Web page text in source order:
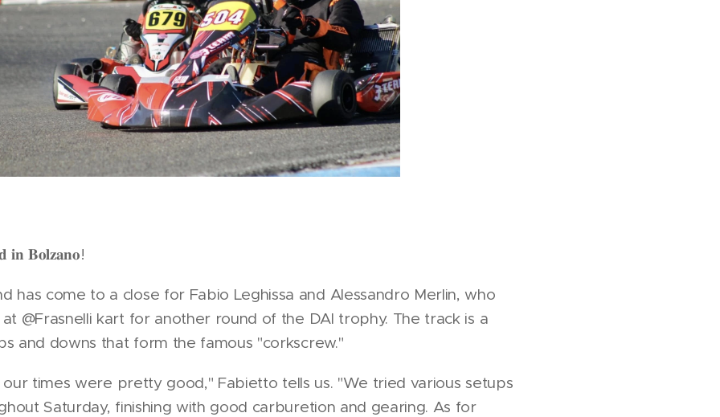
𝐢𝐧 𝐁𝐨𝐥𝐳𝐚𝐧𝐨!
has come to a close for Fabio Leghissa and Alessandro Merlin, who
@Frasnelli kart for another round of the DAI trophy. The track is a
and downs that form the famous "corkscrew."
our times were pretty good," Fabietto tells us. "We tried various setups
Saturday, finishing with good carburetion and gearing. As for